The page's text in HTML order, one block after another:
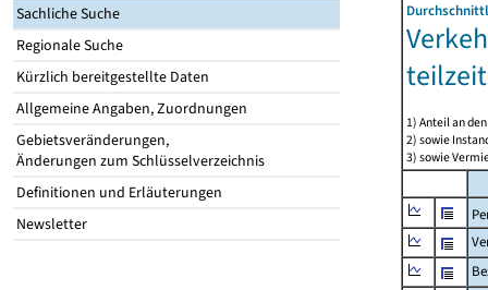
Sachliche Suche
Regionale Suche
Kürzlich bereitgestellte Daten
Allgemeine Angaben, Zuordnungen
Gebietsveränderungen,
Änderungen zum Schlüsselverzeichnis
Definitionen und Erläuterungen
Newsletter
1) Anteil an
2) sowie
3) sowie